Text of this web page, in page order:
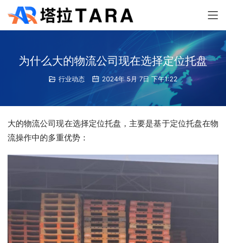
为什么大的物流公司现在选择定位托盘
行业动态 2024年 5月 7日 下午1:22
大的物流公司现在选择定位托盘，主要是基于定位托盘在物
流操作中的多重优势：